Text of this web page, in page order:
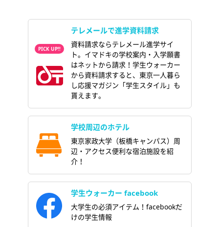
テレメールで進学資料請求
資料請求ならテレメール進学サイ
ト。イマドキの学校案内・入学願書
はネットから請求！学生ウォーカー
から資料請求すると、東京一人暮ら
し応援マガジン「学生スタイル」も
貰えます。
学校周辺のホテル
東京家政大学（板橋キャンパス）周
辺・アクセス便利な宿泊施設を紹
介！
学生ウォーカー facebook
大学生の必須アイテム！facebookだ
けの学生情報